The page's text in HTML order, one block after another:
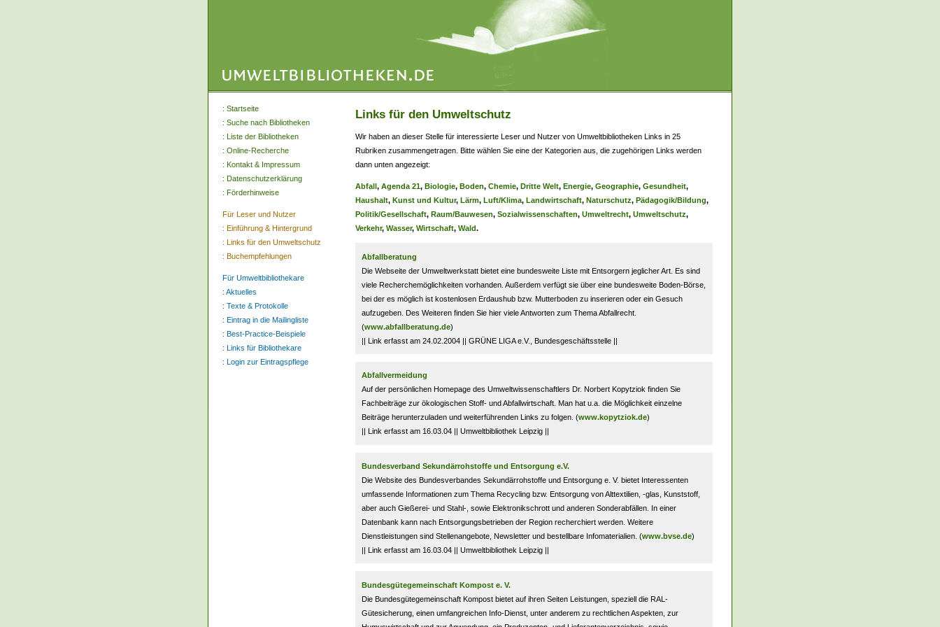
: Startseite
: Suche nach Bibliotheken
: Liste der Bibliotheken
: Online-Recherche
: Kontakt & Impressum
: Datenschutzerklärung
: Förderhinweise
Für Leser und Nutzer
: Einführung & Hintergrund
: Links für den Umweltschutz
: Buchempfehlungen
Für Umweltbibliothekare
: Aktuelles
: Texte & Protokolle
: Eintrag in die Mailingliste
: Best-Practice-Beispiele
: Links für Bibliothekare
: Login zur Eintragspflege
Links für den Umweltschutz
Wir haben an dieser Stelle für interessierte Leser und Nutzer von Umweltbibliotheken Links in 25
Rubriken zusammengetragen. Bitte wählen Sie eine der Kategorien aus, die zugehörigen Links werden
dann unten angezeigt:
Abfall , Agenda 21, Biologie, Boden, Chemie, Dritte Welt, Energie, Geographie, Gesundheit,
Haushalt, Kunst und Kultur, Lärm, Luft/Klima, Landwirtschaft, Naturschutz, Pädagogik/Bildung,
Politik/Gesellschaft, Raum/Bauwesen, Sozialwissenschaften, Umweltrecht, Umweltschutz,
Verkehr, Wasser, Wirtschaft, Wald.
Abfallberatung
Die Webseite der Umweltwerkstatt bietet eine bundesweite Liste mit Entsorgern jeglicher Art. Es sind
viele Recherchemöglichkeiten vorhanden. Außerdem verfügt sie über eine bundesweite Boden-Börse,
bei der es möglich ist kostenlosen Erdaushub bzw. Mutterboden zu inserieren oder ein Gesuch
aufzugeben. Des Weiteren finden Sie hier viele Antworten zum Thema Abfallrecht.
(www.abfallberatung.de)
|| Link erfasst am 24.02.2004 || GRÜNE LIGA e.V., Bundesgeschäftsstelle ||
Abfallvermeidung
Auf der persönlichen Homepage des Umweltwissenschaftlers Dr. Norbert Kopytziok finden Sie
Fachbeiträge zur ökologischen Stoff- und Abfallwirtschaft. Man hat u.a. die Möglichkeit einzelne
Beiträge herunterzuladen und weiterführenden Links zu folgen. (www.kopytziok.de)
|| Link erfasst am 16.03.04 || Umweltbibliothek Leipzig ||
Bundesverband Sekundärrohstoffe und Entsorgung e.V.
Die Website des Bundesverbandes Sekundärrohstoffe und Entsorgung e. V. bietet Interessenten
umfassende Informationen zum Thema Recycling bzw. Entsorgung von Alttextilien, -glas, Kunststoff,
aber auch Gießerei- und Stahl-, sowie Elektronikschrott und anderen Sonderabfällen. In einer
Datenbank kann nach Entsorgungsbetrieben der Region recherchiert werden. Weitere
Dienstleistungen sind Stellenangebote, Newsletter und bestellbare Infomaterialien. (www.bvse.de)
|| Link erfasst am 16.03.04 || Umweltbibliothek Leipzig ||
Bundesgütegemeinschaft Kompost e. V.
Die Bundesgütegemeinschaft Kompost bietet auf ihren Seiten Leistungen, speziell die RAL-
Gütesicherung, einen umfangreichen Info-Dienst, unter anderem zu rechtlichen Aspekten, zur